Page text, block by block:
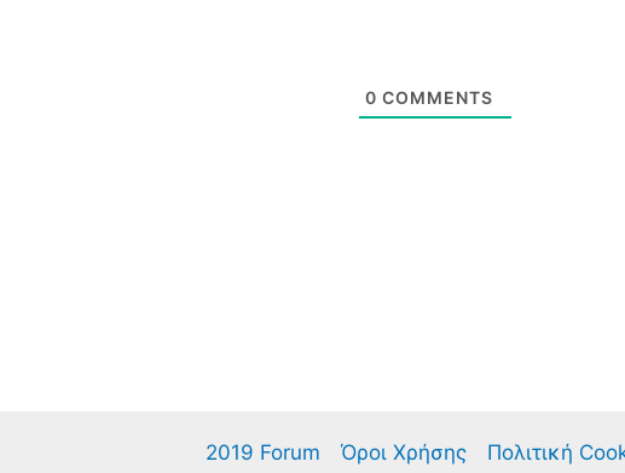
0 COMMENTS
2019 Forum Όροι Χρήσης Πολιτική